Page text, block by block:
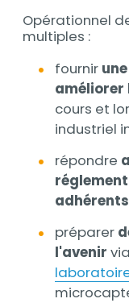
Opérationnel
multiples :
fournir
améliorer
cours et
industriel
répondre
préparer
l'avenir